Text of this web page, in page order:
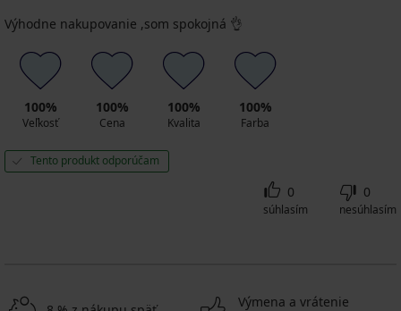
€
ALL25
Výhodne nakupovanie ,som spokojná 👌
100%
Veľkosť
100%
Cena
100%
Kvalita
100%
Farba
Tento produkt odporúčam
0
súhlasím
0
nesúhlasím
Výmena a vrátenie